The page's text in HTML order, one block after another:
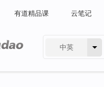
有道精品课 云笔记
中英